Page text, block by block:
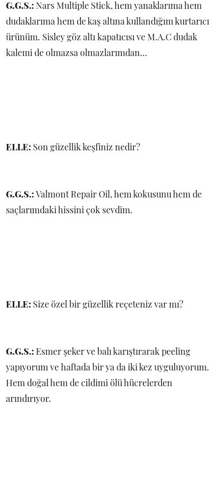
G.G.S.: Nars Multiple Stick, hem yanaklarıma hem
dudaklarıma hem de kaş altına kullandığım kurtarıcı
ürünüm. Sisley göz altı kapatıcısı ve M.A.C dudak
kalemi de olmazsa olmazlarımdan...
ELLE: Son güzellik keşfiniz nedir?
G.G.S.:Valmont Repair Oil, hem kokusunu hem de
saçlarımdaki hissini çok sevdim.
ELLE: Size özel bir güzellik reçeteniz var mı?
G.G.S.: Esmer şeker ve balı karıştırarak peeling
yapıyorum ve haftada bir ya da iki kez uyguluyorum.
Hem doğal hem de cildimi ölü hücrelerden
arındırıyor.